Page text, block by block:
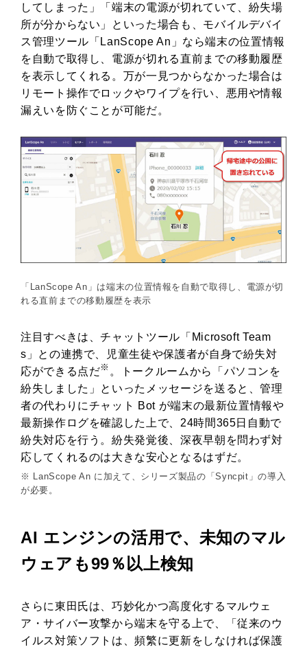
してしまった」「端末の電源が切れていて、紛失場
所が分からない」といった場合も、モバイルデバイ
ス管理ツール「LanScope An」なら端末の位置情報
を自動で取得し、電源が切れる直前までの移動履歴
を表示してくれる。万が一見つからなかった場合は
リモート操作でロックやワイプを行い、悪用や情報
漏えいを防ぐことが可能だ。
「LanScope An」は端末の位置情報を自動で取得し、電源が切
れる直前までの移動履歴を表示
注目すべきは、チャットツール「Microsoft Team
s」との連携で、児童生徒や保護者が自身で紛失対
応ができる点だ※ 。トークルームから「パソコンを
紛失しました」といったメッセージを送ると、管理
者の代わりにチャット Bot が端末の最新位置情報や
最新操作ログを確認した上で、24時間365日自動で
紛失対応を行う。紛失発覚後、深夜早朝を問わず対
応してくれるのは大きな安心となるはずだ。
※ LanScope An に加えて、シリーズ製品の「Syncpit」の導入
が必要。
AI エンジンの活用で、未知のマル
ウェアも99％以上検知
さらに東田氏は、巧妙化かつ高度化するマルウェ
ア・サイバー攻撃から端末を守る上で、「従来のウ
イルス対策ソフトは、頻繁に更新をしなければ保護